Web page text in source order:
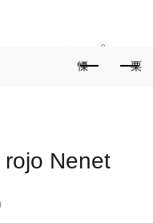
0
Nenet